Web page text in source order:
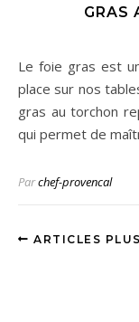
GRAS
Le foie gras est un mets d'exception qui trouve toute sa
place sur nos
gras au torchon
qui permet de
Parchef-provencal
ARTICLES